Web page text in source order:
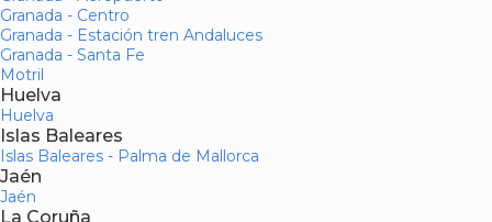
Granada - Centro
Granada - Estación tren Andaluces
Granada - Santa Fe
Motril
Huelva
Huelva
Islas Baleares
Islas Baleares - Palma de Mallorca
Jaén
Jaén
La Coruña